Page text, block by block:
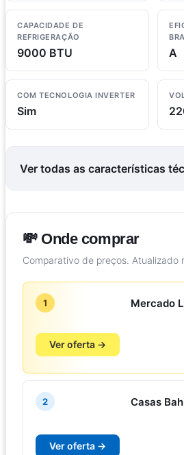
CAPACIDADE DE
REFRIGERAÇÃO
9000 BTU A
COM TECNOLOGIA INVERTER
Sim
Ver todas as características
💸 Onde comprar
Comparativo de preços. Atualizado
1 Mercado
Ver oferta →
2 Casas
Ver oferta →